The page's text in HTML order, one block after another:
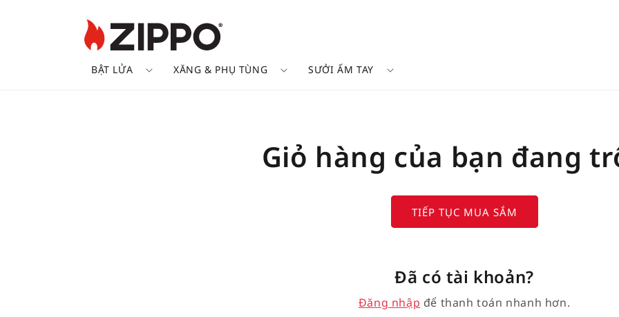
BẬT LỬA XĂNG & PHỤ TÙNG SƯỞI ẤM TAY
Giỏ hàng của bạn đang
TIẾP TỤC MUA SẮM
Đã có tài khoản?
Đăng nhập để thanh toán nhanh hơn.